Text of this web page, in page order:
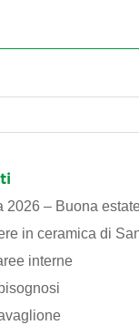
2026 – Buona
in ceramica di
interne